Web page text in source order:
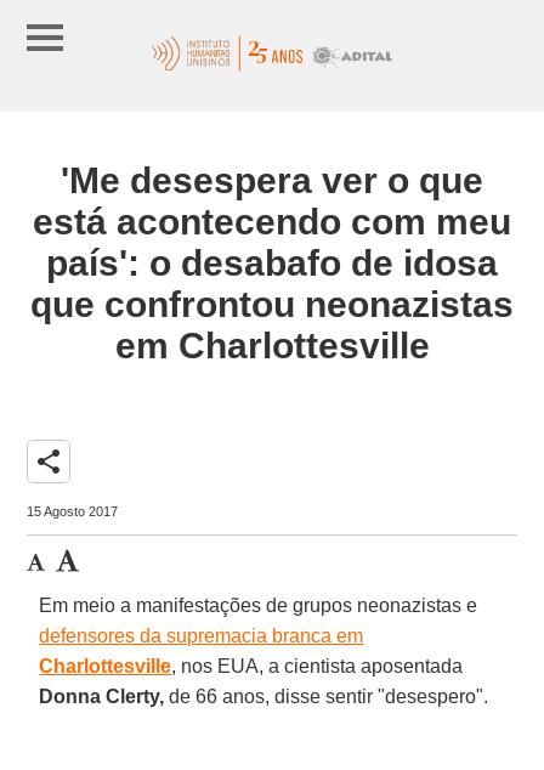
'Me desespera ver o que
está acontecendo com meu
país': o desabafo de idosa
que confrontou neonazistas
em Charlottesville
share
15 Agosto 2017
Em meio a manifestações de grupos neonazistas e
defensores da supremacia branca em
Charlottesville, nos EUA, a cientista aposentada
Donna Clerty, de 66 anos, disse sentir "desespero".